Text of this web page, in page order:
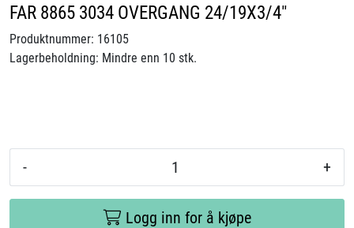
FAR 8865 3034 OVERGANG 24/19X3/4"
Produktnummer: 16105
Lagerbeholdning: Mindre enn 10 stk.
- +
Logg inn for å kjøpe
Et annerledes selskap
Salgsbetingelser